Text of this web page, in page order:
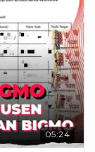
05:24